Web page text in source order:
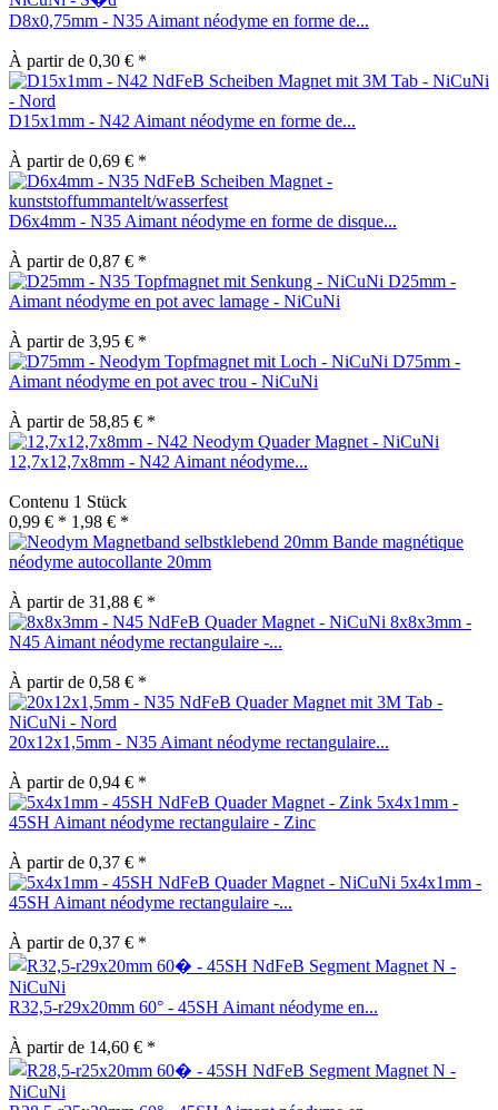
D8x0,75mm - N35 Aimant néodyme en forme de...
À partir de 0,30 € *
D15x1mm - N42 Aimant néodyme en forme de...
À partir de 0,69 € *
D6x4mm - N35 Aimant néodyme en forme de disque...
À partir de 0,87 € *
D25mm -
Aimant néodyme en pot avec lamage - NiCuNi
À partir de 3,95 € *
D75mm -
Aimant néodyme en pot avec trou - NiCuNi
À partir de 58,85 € *
12,7x12,7x8mm - N42 Aimant néodyme...
Contenu 1 Stück
0,99 € * 1,98 € *
Bande magnétique
néodyme autocollante 20mm
À partir de 31,88 € *
8x8x3mm -
N45 Aimant néodyme rectangulaire -...
À partir de 0,58 € *
20x12x1,5mm - N35 Aimant néodyme rectangulaire...
À partir de 0,94 € *
5x4x1mm -
45SH Aimant néodyme rectangulaire - Zinc
À partir de 0,37 € *
5x4x1mm -
45SH Aimant néodyme rectangulaire -...
À partir de 0,37 € *
R32,5-r29x20mm 60° - 45SH Aimant néodyme en...
À partir de 14,60 € *